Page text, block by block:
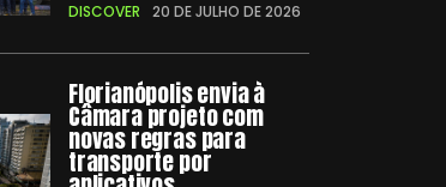
DISCOVER 20 DE JULHO DE 2026
Florianópolis envia à
Câmara projeto com
novas regras para
transporte por